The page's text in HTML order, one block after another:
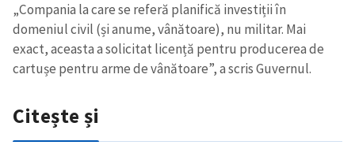
„Compania la care se referă planifică investiții în
domeniul civil (și anume, vânătoare), nu militar. Mai
exact, aceasta a solicitat licență pentru producerea de
cartușe pentru arme de vânătoare”, a scris Guvernul.
Citește și